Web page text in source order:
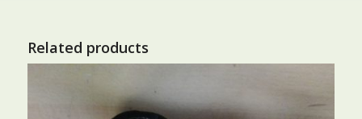
Related products